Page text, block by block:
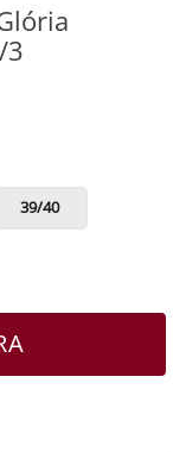
3
39/40